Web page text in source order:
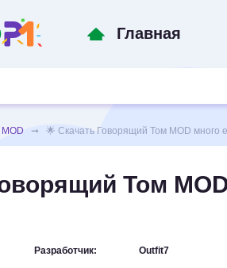
Главная
MOD ➞ 🌟 Скачать Говорящий Том MOD много
Том
Разработчик: Outfit7